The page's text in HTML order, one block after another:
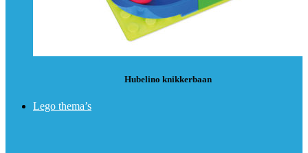
Hubelino knikkerbaan
Lego thema’s